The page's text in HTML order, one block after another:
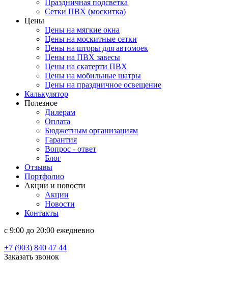
Праздничная подсветка
Сетки ПВХ (москитка)
Цены
Цены на мягкие окна
Цены на москитные сетки
Цены на шторы для автомоек
Цены на ПВХ завесы
Цены на скатерти ПВХ
Цены на мобильные шатры
Цены на праздничное освещение
Калькулятор
Полезное
Дилерам
Оплата
Бюджетным организациям
Гарантия
Вопрос - ответ
Блог
Отзывы
Портфолио
Акции и новости
Акции
Новости
Контакты
c 9:00 до 20:00 ежедневно
+7 (903) 840 47 44
Заказать звонок